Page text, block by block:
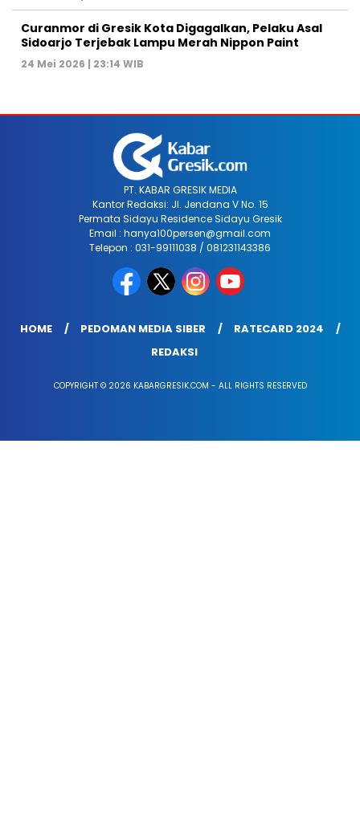
Curanmor di Gresik Kota Digagalkan, Pelaku Asal
Sidoarjo Terjebak Lampu Merah Nippon Paint
24 Mei 2026 | 23:14 WIB
PT. KABAR GRESIK MEDIA
Kantor Redaksi: Jl. Jendana V No. 15
Permata Sidayu Residence Sidayu Gresik
Email : hanya100persen@gmail.com
Telepon : 031-99111038 / 081231143386
HOME PEDOMAN MEDIA SIBER
RATECARD 2024
REDAKSI
COPYRIGHT © 2026 KABARGRESIK.COM - ALL RIGHTS RESERVED